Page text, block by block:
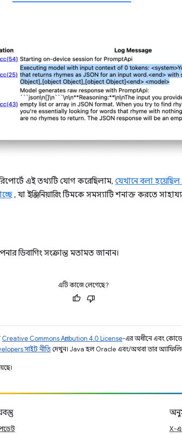
এই তথ্যটি যোগ করেছিলাম, যেখানে বলা
, যা ইঞ্জিনিয়ারিং টিমকে সমস্যাটি শনাক্ত করতে
ডিবাগিং সংক্রান্ত মতামত জানান।
এটি কাজে লেগেছে?
Creative Commons Attribution 4.0 License-এর অধীনে এবং
সাইট নীতিদেখুন। Java হল Oracle এবং/অথবা তার অ্যাফিলিয়েট
X-এ